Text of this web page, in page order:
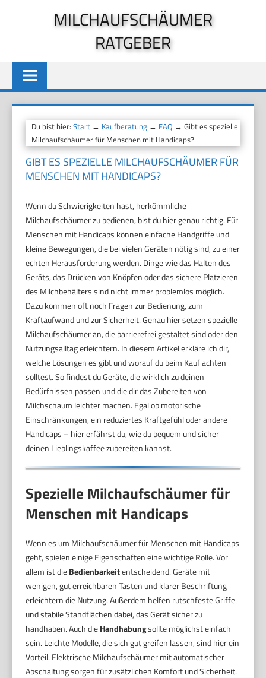
MILCHAUFSCHÄUMER
RATGEBER
Du bist hier:Start → Kaufberatung → FAQ → Gibt es spezielle
Milchaufschäumer für Menschen mit Handicaps?
GIBT ES SPEZIELLE MILCHAUFSCHÄUMER FÜR
MENSCHEN MIT HANDICAPS?
Wenn du Schwierigkeiten hast, herkömmliche
Milchaufschäumer zu bedienen, bist du hier genau richtig. Für
Menschen mit Handicaps können einfache Handgriffe und
kleine Bewegungen, die bei vielen Geräten nötig sind, zu einer
echten Herausforderung werden. Dinge wie das Halten des
Geräts, das Drücken von Knöpfen oder das sichere Platzieren
des Milchbehälters sind nicht immer problemlos möglich.
Dazu kommen oft noch Fragen zur Bedienung, zum
Kraftaufwand und zur Sicherheit. Genau hier setzen spezielle
Milchaufschäumer an, die barrierefrei gestaltet sind oder den
Nutzungsalltag erleichtern. In diesem Artikel erkläre ich dir,
welche Lösungen es gibt und worauf du beim Kauf achten
solltest. So findest du Geräte, die wirklich zu deinen
Bedürfnissen passen und die dir das Zubereiten von
Milchschaum leichter machen. Egal ob motorische
Einschränkungen, ein reduziertes Kraftgefühl oder andere
Handicaps – hier erfährst du, wie du bequem und sicher
deinen Lieblingskaffee zubereiten kannst.
Spezielle Milchaufschäumer für
Menschen mit Handicaps
Wenn es um Milchaufschäumer für Menschen mit Handicaps
geht, spielen einige Eigenschaften eine wichtige Rolle. Vor
allem ist dieBedienbarkeitentscheidend. Geräte mit
wenigen, gut erreichbaren Tasten und klarer Beschriftung
erleichtern die Nutzung. Außerdem helfen rutschfeste Griffe
und stabile Standflächen dabei, das Gerät sicher zu
handhaben. Auch dieHandhabungsollte möglichst einfach
sein. Leichte Modelle, die sich gut greifen lassen, sind hier ein
Vorteil. Elektrische Milchaufschäumer mit automatischer
Abschaltung sorgen für zusätzlichen Komfort und Sicherheit.